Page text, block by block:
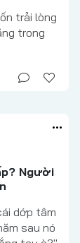
trải lòng
trong
Người
dớp tâm
sau nó